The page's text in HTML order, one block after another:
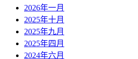
2026年一月
2025年十月
2025年九月
2025年四月
2024年六月